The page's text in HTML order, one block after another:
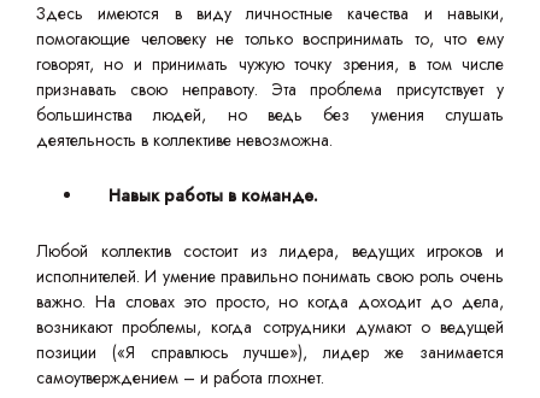
Здесь имеются в виду личностные качества и навыки,
помогающие человеку не только воспринимать то, что ему
говорят, но и принимать чужую точку зрения, в том числе
признавать свою неправоту. Эта проблема присутствует у
большинства людей, но ведь без умения слушать
деятельность в коллективе невозможна.
Навык работы в команде.
Любой коллектив состоит из лидера, ведущих игроков и
исполнителей. И умение правильно понимать свою роль очень
важно. На словах это просто, но когда доходит до дела,
возникают проблемы, когда сотрудники думают о ведущей
позиции («Я справлюсь лучше»), лидер же занимается
самоутверждением – и работа глохнет.